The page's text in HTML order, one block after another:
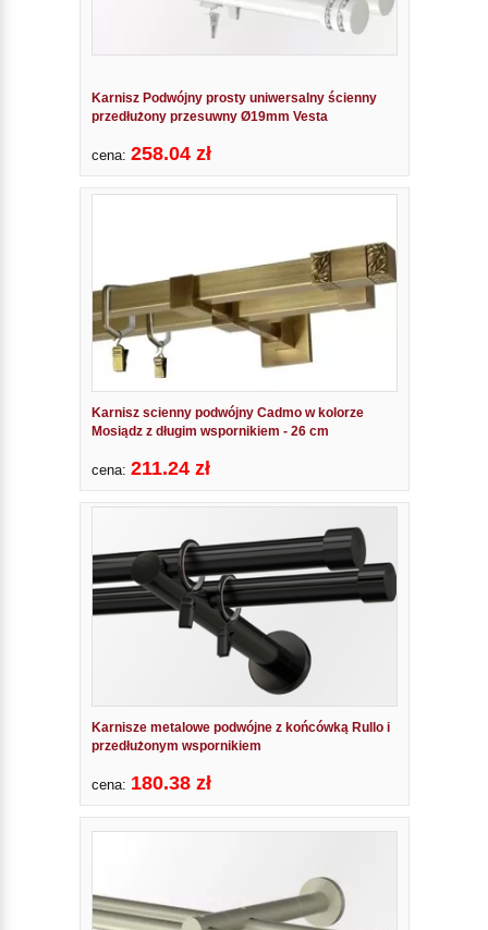
Karnisz Podwójny prosty uniwersalny ścienny
przedłużony przesuwny Ø19mm Vesta
cena: 258.04 zł
Karnisz scienny podwójny Cadmo w kolorze
Mosiądz z długim wspornikiem - 26 cm
cena: 211.24 zł
Karnisze metalowe podwójne z końcówką Rullo i
przedłużonym wspornikiem
cena: 180.38 zł